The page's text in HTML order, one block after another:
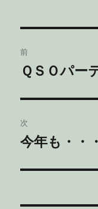
稿
ビ
ゲ
ー
前
前
投
稿:
ＱＳＯパー
次
次
投
今年も・・